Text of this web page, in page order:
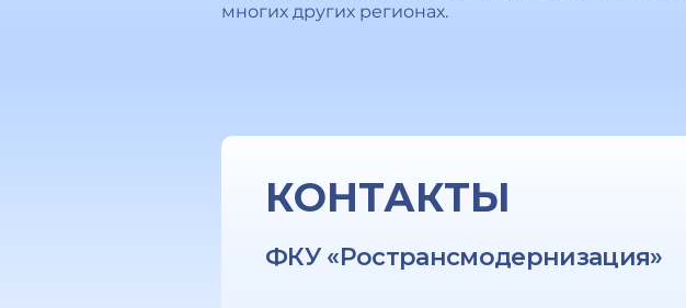
многих других регионах.
КОНТАКТЫ
ФКУ «Ространсмодернизация»